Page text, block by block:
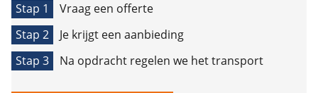
Stap 1
Vraag een offerte
Stap 2
Je krijgt een aanbieding
Stap 3
Na opdracht regelen we het transport